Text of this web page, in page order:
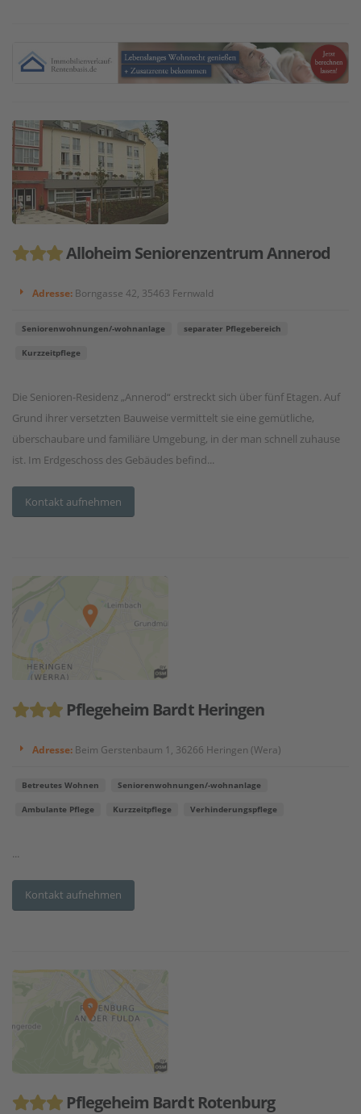
Alloheim Seniorenzentrum Annerod
Adresse: Borngasse 42, 35463 Fernwald
Seniorenwohnungen/-wohnanlage separater Pflegebereich
Kurzzeitpflege
Die Senioren-Residenz „Annerod“ erstreckt sich über fünf Etagen. Auf
Grund ihrer versetzten Bauweise vermittelt sie eine gemütliche,
überschaubare und familiäre Umgebung, in der man schnell zuhause
ist. Im Erdgeschoss des Gebäudes befind...
Kontakt aufnehmen
Pflegeheim Bardt Heringen
Adresse: Beim Gerstenbaum 1, 36266 Heringen (Wera)
Betreutes Wohnen Seniorenwohnungen/-wohnanlage
Ambulante Pflege Kurzzeitpflege Verhinderungspflege
...
Kontakt aufnehmen
Pflegeheim Bardt Rotenburg